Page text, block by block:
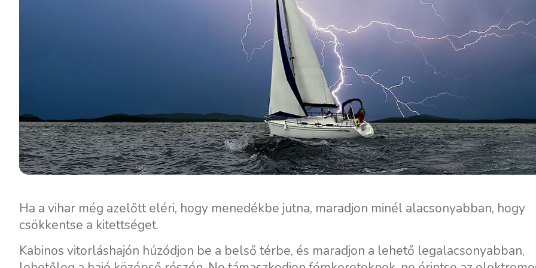
Ha a vihar még azelőtt eléri, hogy menedékbe jutna, maradjon minél alacsonyabban, hogy
csökkentse a kitettséget.
Kabinos vitorláshajón húzódjon be a belső térbe, és maradjon a lehető legalacsonyabban,